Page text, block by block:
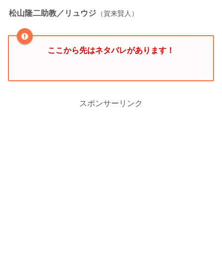
松山隆二助教／リュウジ （賀来賢人）
ここから先はネタバレがあります！
スポンサーリンク